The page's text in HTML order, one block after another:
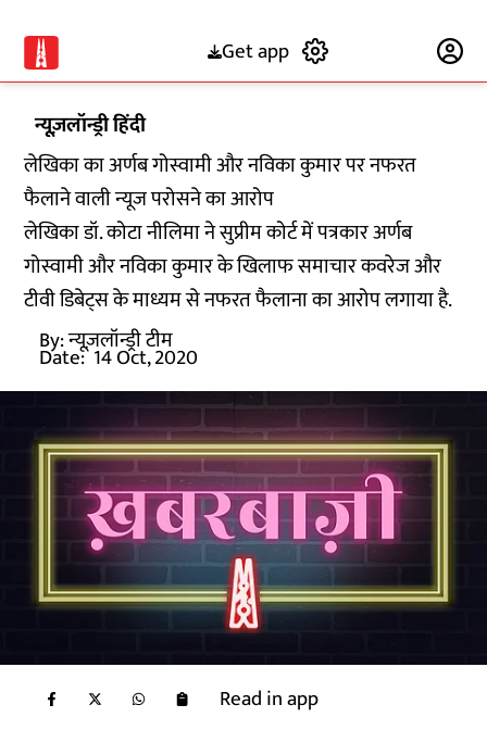
Get app
न्यूज़लॉन्ड्री हिंदी
लेखिका का अर्णब गोस्वामी और नविका कुमार पर नफरत
फैलाने वाली न्यूज परोसने का आरोप
लेखिका डॉ. कोटा नीलिमा ने सुप्रीम कोर्ट में पत्रकार अर्णब
गोस्वामी और नविका कुमार के खिलाफ समाचार कवरेज और
टीवी डिबेट्स के माध्यम से नफरत फैलाना का आरोप लगाया है.
By:न्यूज़लॉन्ड्री टीम
Date: 14 Oct, 2020
Read in app